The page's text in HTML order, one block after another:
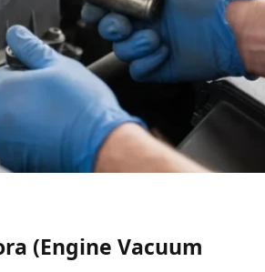
(Engine Vacuum